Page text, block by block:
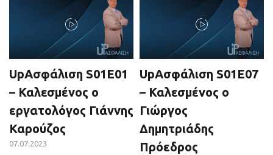
UpΑσφάλιση S01E01
– Καλεσμένος ο
εργατολόγος Γιάννης
Καρούζος
07.07.2023
UpΑσφάλιση S01E07
– Καλεσμένος ο
Γιώργος
Δημητριάδης
Πρόεδρος